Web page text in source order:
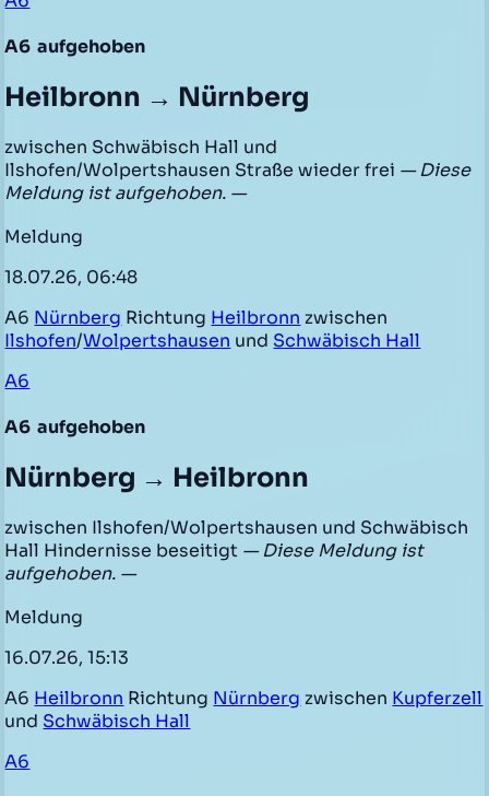
A6 aufgehoben
Heilbronn → Nürnberg
zwischen Schwäbisch Hall und
Ilshofen/Wolpertshausen Straße wieder frei — Diese
Meldung ist aufgehoben. —
Meldung
18.07.26, 06:48
A6 Nürnberg Richtung Heilbronn zwischen
Ilshofen/Wolpertshausen und Schwäbisch Hall
A6
A6 aufgehoben
Nürnberg → Heilbronn
zwischen Ilshofen/Wolpertshausen und Schwäbisch
Hall Hindernisse beseitigt — Diese Meldung ist
aufgehoben. —
Meldung
16.07.26, 15:13
A6 Heilbronn Richtung Nürnberg zwischen Kupferzell
und Schwäbisch Hall
A6